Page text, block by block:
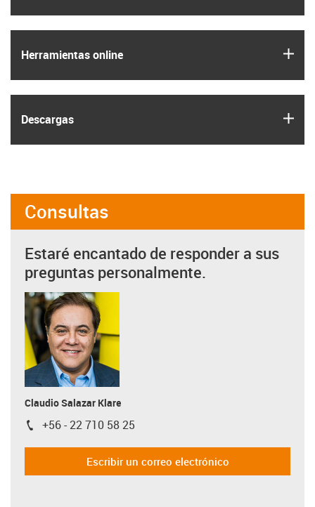
Herramientas online
Descargas
Consultas
Estaré encantado de responder a sus
preguntas personalmente.
Claudio Salazar Klare
igus-icon-phone
+56 - 22 710 58 25
Escribir un correo electrónico